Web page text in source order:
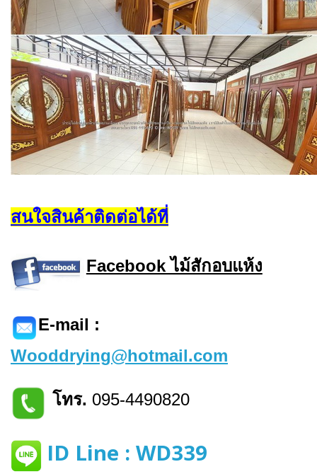
สนใจสินค้าติดต่อได้ที่
Facebook ไม้สักอบแห้ง
E-mail :
Wooddrying@hotmail.com
โทร. 095-4490820
ID Line : WD339